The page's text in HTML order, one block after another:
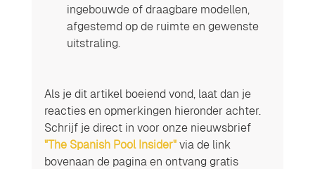
ingebouwde of draagbare modellen,
afgestemd op de ruimte en gewenste
uitstraling.
Als je dit artikel boeiend vond, laat dan je
reacties en opmerkingen hieronder achter.
Schrijf je direct in voor onze nieuwsbrief
"The Spanish Pool Insider" via de link
bovenaan de pagina en ontvang gratis